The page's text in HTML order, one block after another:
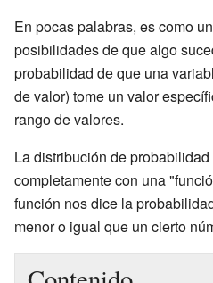
En pocas palabras, es como
posibilidades de que algo
probabilidad de que una
de valor) tome un valor
rango de valores.
La distribución de
completamente con una
función nos dice la
menor o igual que un cierto